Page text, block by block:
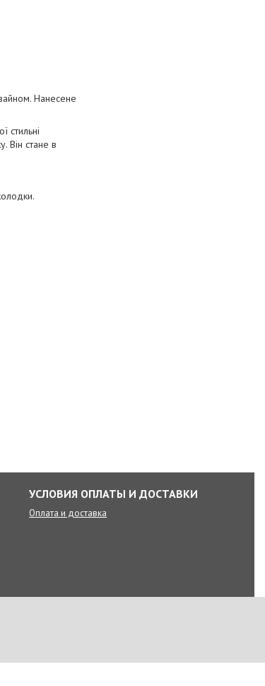
Нанесене
стильні
Він стане в
УСЛОВИЯ ОПЛАТЫ И ДОСТАВКИ
Оплата и доставка